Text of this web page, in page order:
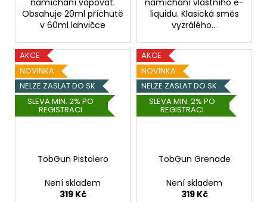
namíchání vapovat.
Obsahuje 20ml příchutě
v 60ml lahvičce
namíchání vlastního e-
liquidu. Klasická směs
vyzrálého...
AKCE
NOVINKA
NELZE ZASLAT DO SK
SLEVA MIN. 2% PO
REGISTRACI
TobGun Pistolero
Není skladem
319 Kč
AKCE
NOVINKA
NELZE ZASLAT DO SK
SLEVA MIN. 2% PO
REGISTRACI
TobGun Grenade
Není skladem
319 Kč